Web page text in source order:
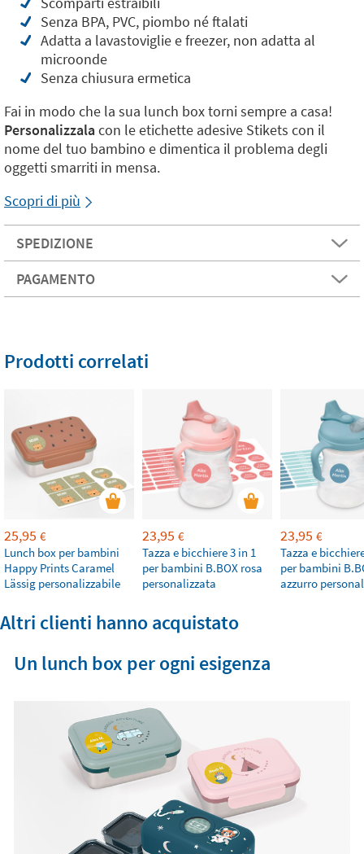
Senza BPA, PVC, piombo né ftalati
Adatta a lavastoviglie e freezer, non adatta al
microonde
Senza chiusura ermetica
Fai in modo che la sua lunch box torni sempre a casa!
Personalizzalacon le etichette adesive Stikets con il
nome del tuo bambino e dimentica il problema degli
oggetti smarriti in mensa.
Scopri di più
SPEDIZIONE
PAGAMENTO
Prodotti correlati
25,95 €
Lunch box per bambini
Happy Prints Caramel
Lässig personalizzabile
23,95 €
Tazza e bicchiere 3 in 1
per bambini B.BOX rosa
personalizzata
23,95 €
Tazza e
per bambini
azzurro
Altri clienti hanno acquistato
Un lunch box per ogni esigenza